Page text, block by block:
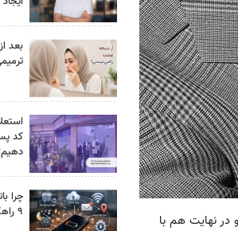
کرد و در نهایت هم با
بعد
کد
چرا
۹ راهکار واقعی